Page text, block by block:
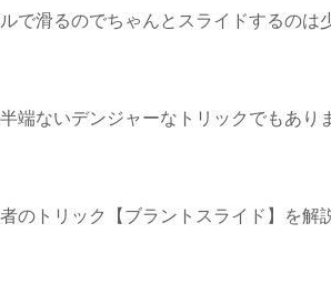
で滑るのでちゃんとスライドするのは
端ないデンジャーなトリックでもあり
のトリック【ブラントスライド】を解